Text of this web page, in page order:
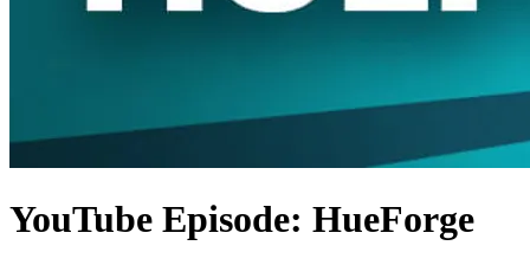
YouTube Episode: HueForge